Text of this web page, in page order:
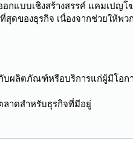
อกแบบเชิงสร้างสรรค์ แคมเปญ
ของธุรกิจ เนื่องจากช่วยให้พว
ผลิตภัณฑ์หรือบริการแก่ผู้มีโอก
าดสำหรับธุรกิจที่มีอยู่